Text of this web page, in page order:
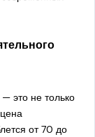
это не только
от 70 до